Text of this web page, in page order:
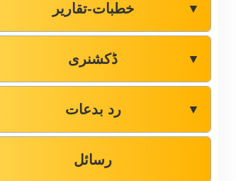
خطبات-تقاریر ▼
ڈکشنری ▼
رد بدعات ▼
رسائل